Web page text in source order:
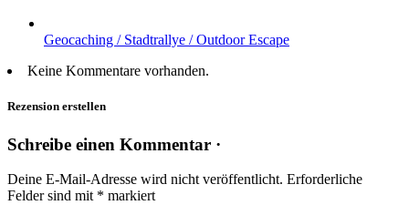
Geocaching / Stadtrallye / Outdoor Escape
Keine Kommentare vorhanden.
Rezension erstellen
Schreibe einen Kommentar ·
Deine E-Mail-Adresse wird nicht veröffentlicht. Erforderliche
Felder sind mit * markiert